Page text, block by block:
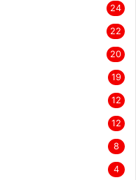
24
22
20
19
12
12
8
4